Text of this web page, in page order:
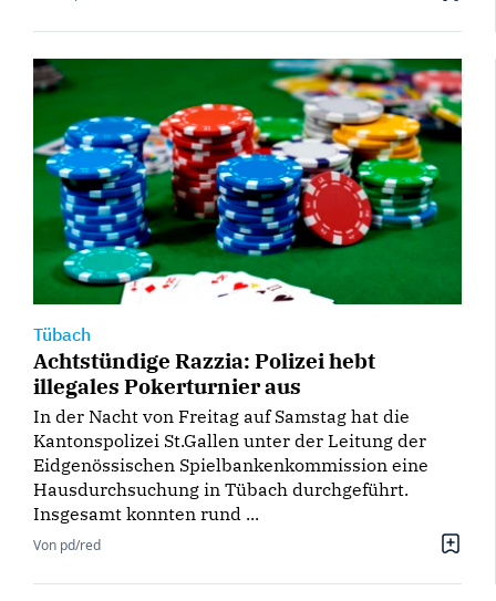
Tübach
Achtstündige Razzia: Polizei hebt
illegales Pokerturnier aus
In der Nacht von Freitag auf Samstag hat die
Kantonspolizei St.Gallen unter der Leitung der
Eidgenössischen Spielbankenkommission eine
Hausdurchsuchung in Tübach durchgeführt.
Insgesamt konnten rund ...
Von pd/red